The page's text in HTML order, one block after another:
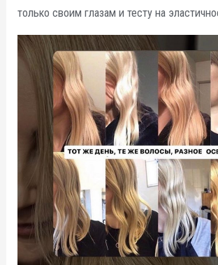
только своим глазам и тесту на